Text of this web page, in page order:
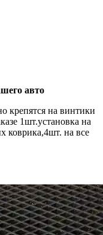
авто
крепятся на винтики
1шт.установка на
коврика,4шт. на все